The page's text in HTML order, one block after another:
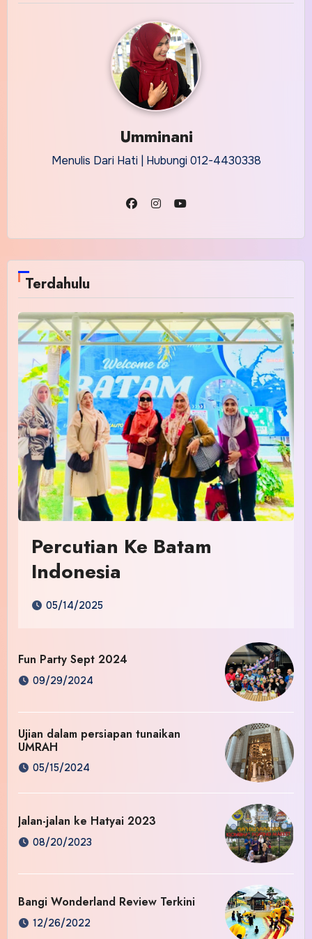
Umminani
Menulis Dari Hati | Hubungi 012-4430338
Terdahulu
Percutian Ke Batam
Indonesia
05/14/2025
Fun Party Sept 2024
09/29/2024
Ujian dalam persiapan tunaikan
UMRAH
05/15/2024
Jalan-jalan ke Hatyai 2023
08/20/2023
Bangi Wonderland Review Terkini
12/26/2022